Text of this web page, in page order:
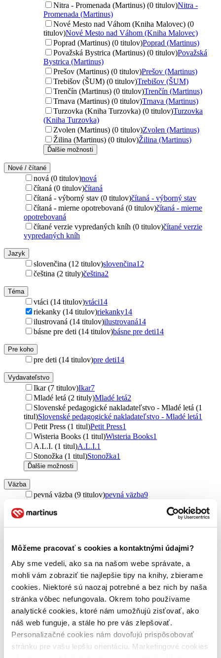
Môžeme pracovať s cookies a kontaktnými údajmi?
Aby sme vedeli, ako sa na našom webe správate, a
mohli vám zobraziť tie najlepšie tipy na knihy, zbierame
cookies. Niektoré sú naozaj potrebné a bez nich by naša
stránka vôbec nefungovala. Okrem toho používame
analytické cookies, ktoré nám umožňujú zisťovať, ako
náš web funguje, a stále ho pre vás zlepšovať.
Personalizačné cookies nám dovoľujú prispôsobovať
stránku pre vašu lepšiu orientáciu. Marketingové cookies
Nitra - Promenada (Martinus) (0 titulov)Nitra -
Promenada (Martinus)
Nové Mesto nad Váhom (Kniha Malovec) (0
titulov)Nové Mesto nad Váhom (Kniha Malovec)
Poprad (Martinus) (0 titulov)Poprad (Martinus)
Považská Bystrica (Martinus) (0 titulov)Považská
Bystrica (Martinus)
Prešov (Martinus) (0 titulov)Prešov (Martinus)
Trebišov (ŠUM) (0 titulov)Trebišov (ŠUM)
Trenčín (Martinus) (0 titulov)Trenčín (Martinus)
Trnava (Martinus) (0 titulov)Trnava (Martinus)
Turzovka (Kniha Turzovka) (0 titulov)Turzovka
(Kniha Turzovka)
Zvolen (Martinus) (0 titulov)Zvolen (Martinus)
Žilina (Martinus) (0 titulov)Žilina (Martinus)
Ďalšie možnosti
Nové / čítané
nová (0 titulov)nová
čítaná (0 titulov)čítaná
čítaná - výborný stav (0 titulov)čítaná - výborný stav
čítaná - mierne opotrebovaná (0 titulov)čítaná - mierne
opotrebovaná
čítané verzie vypredaných kníh (0 titulov)čítané verzie
vypredaných kníh
Jazyk
slovenčina (12 titulov)slovenčina12
čeština (2 tituly)čeština2
Téma
vtáci (14 titulov)vtáci14
riekanky (14 titulov)riekanky14
ilustrovaná (14 titulov)ilustrovaná14
básne pre deti (14 titulov)básne pre deti14
Pre koho
pre deti (14 titulov)pre deti14
Vydavateľstvo
Ikar (7 titulov)Ikar7
Mladé letá (2 tituly)Mladé letá2
Slovenské pedagogické nakladateľstvo - Mladé letá (1
titul)Slovenské pedagogické nakladateľstvo - Mladé letá1
Petit Press (1 titul)Petit Press1
Wisteria Books (1 titul)Wisteria Books1
A.L.I. (1 titul)A.L.I.1
Stonožka (1 titul)Stonožka1
Ďalšie možnosti
Väzba
pevná väzba (9 titulov)pevná väzba9
Formát
Audiokniha: MP3 (1 titul)Audiokniha: MP31
Zúžiť výber
Zoradiť
Bestsellery
Top hodnotené